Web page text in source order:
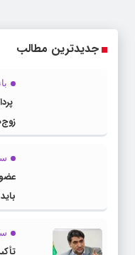
جدیدترین مطالب